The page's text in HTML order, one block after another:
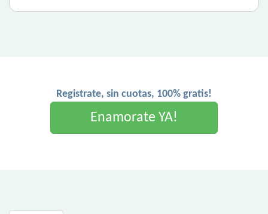
Registrate, sin cuotas, 100% gratis!
Enamorate YA!